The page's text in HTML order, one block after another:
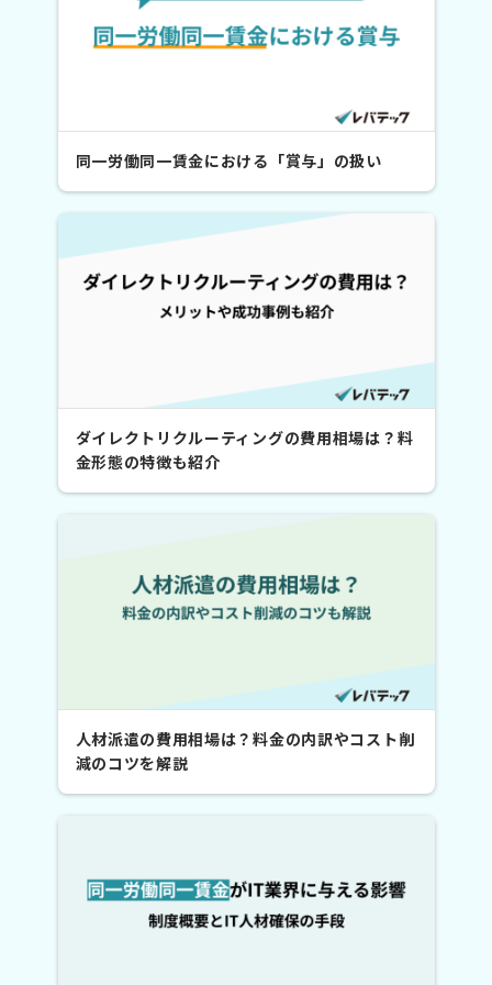
同一労働同一賃金における「賞与」の扱い
ダイレクトリクルーティングの費用相場は？料
金形態の特徴も紹介
人材派遣の費用相場は？料金の内訳やコスト削
減のコツを解説